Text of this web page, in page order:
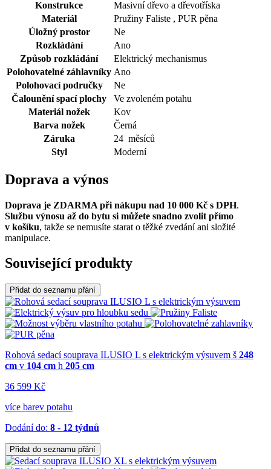
Konstrukce
Masivní dřevo a dřevotříska
Materiál
Pružiny Faliste , PUR pěna
Úložný prostor
Ne
Rozkládání
Ano
Způsob rozkládání
Elektrický mechanismus
Polohovatelné záhlavníky Ano
Polohovací područky
Ne
Čalounění spací plochy
Ve zvoleném potahu
Materiál nožek
Kov
Barva nožek
Černá
Záruka
24 měsíců
Styl
Moderní
Doprava a výnos
Doprava je ZDARMA při nákupu nad 10 000 Kč s DPH.
Službu výnosu až do bytu si můžete snadno zvolit přímo
v košíku, takže se nemusíte starat o těžké zvedání ani složité
manipulace.
Související produkty
Přidat do seznamu přání
Rohová sedací souprava ILUSIO L s elektrickým výsuvem š 248
cm v 104 cm h 205 cm
36 599 Kč
více barev potahu
Dodání do: 8 - 12 týdnů
Přidat do seznamu přání